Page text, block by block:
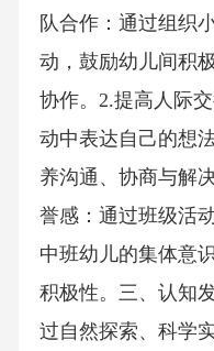
队合作：通过组织
动，鼓励幼儿间积
协作。2.提高人际
动中表达自己的想
养沟通、协商与解
誉感：通过班级活
中班幼儿的集体意
积极性。三、认知
过自然探索、科学